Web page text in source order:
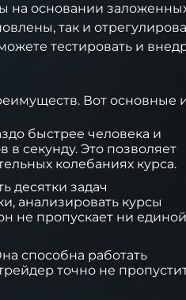
на основании
так и
тестировать и
Вот основные
быстрее человека и
в секунду. Это позволяет
колебаниях курса.
десятки задач
анализировать курсы
не пропускает ни единой
способна работать
точно не